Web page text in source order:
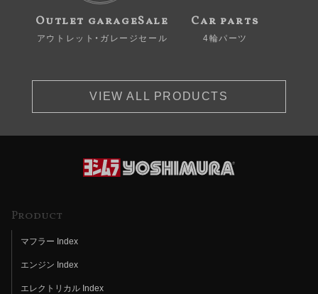
Outlet garageSale
アウトレット・ガレージセール
Car parts
4輪パーツ
VIEW ALL PRODUCTS
Product
マフラー Index
エンジン Index
エレクトリカル Index